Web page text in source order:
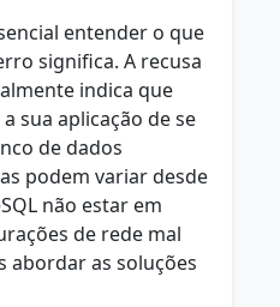
entender o que
significa. A recusa
indica que
sua aplicação de se
de dados
podem variar desde
não estar em
de rede mal
abordar as soluções